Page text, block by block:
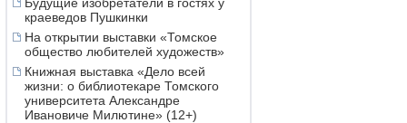
краеведов Пушкинки
На открытии выставки «Томское
общество любителей художеств»
Книжная выставка «Дело всей
жизни: о библиотекаре Томского
университета Александре
Ивановиче Милютине» (12+)